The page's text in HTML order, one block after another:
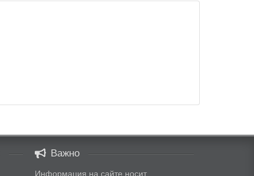
Важно
Информация на сайте носит